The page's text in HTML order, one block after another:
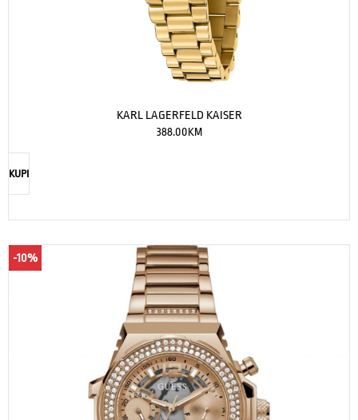
KARL LAGERFELD KAISER
388.00KM
KUPI
-10%